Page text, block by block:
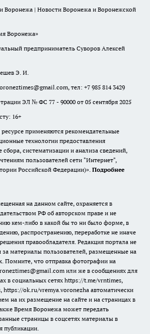
Воронежа | Новости Воронежа и Воронежской
Воронежа»
предприниматель Суворов Алексей
Э. И.
тел: +7 985 814 3429
ЭЛ № ФС 77 - 90000 от 05 сентября 2025
16+
применяются рекомендательные
технологии предоставления
систематизации и анализа сведений,
пользователей сети "Интернет",
Российской Федерации)». Подробнее
на данном сайте, охраняется в
РФ об авторском праве и не
кем-либо в какой бы то ни было форме, в
распространению, переработке не иначе
правообладателя. Редакция портала не
за материалы пользователей, размещенные на
Помните, что отправка фотографии на
или же в сообщениях для
в социальных сетях https://t.me/vrntimes,
, https://ok.ru/vremya.voronezha автоматически
на их размещение на сайте и на страницах в
Время Воронежа может передать
страницы в соцсетях материалы в
публикации.